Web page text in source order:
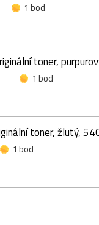
1 bod
toner,
1 bod
toner, žlutý,
1 bod